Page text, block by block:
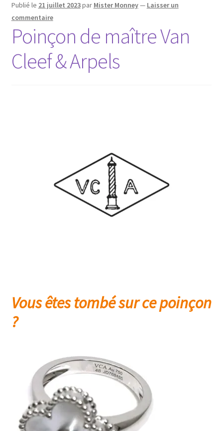
Publié le 21 juillet 2023par Mister Monney— Laisser un
commentaire
Poinçon de maître Van
Cleef & Arpels
Vous êtes tombé sur ce poinçon
?